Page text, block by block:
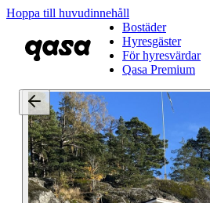
Hoppa till huvudinnehåll
Bostäder
Hyresgäster
För hyresvärdar
Qasa Premium